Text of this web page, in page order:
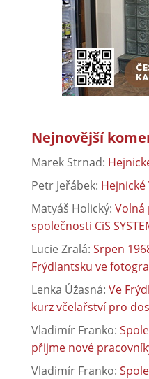
Nejnovější
Marek Strnad:
Petr Jeřábek:
Matyáš Holický: Volná
společnosti CiS
Lucie Zralá: Srpen
Frýdlantsku ve
Lenka Úžasná: Ve
kurz včelařství pro
Vladimír Franko:
přijme nové
Vladimír Franko: